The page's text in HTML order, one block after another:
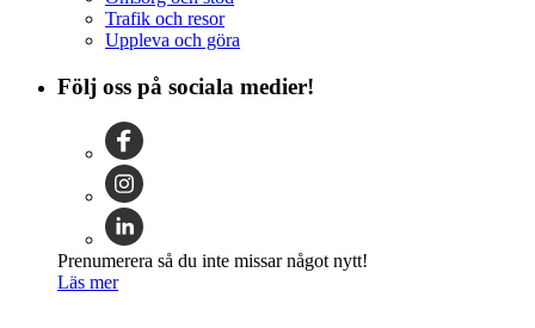
Trafik och resor
Uppleva och göra
Följ oss på sociala medier!
Prenumerera så du inte missar något nytt!
Läs mer